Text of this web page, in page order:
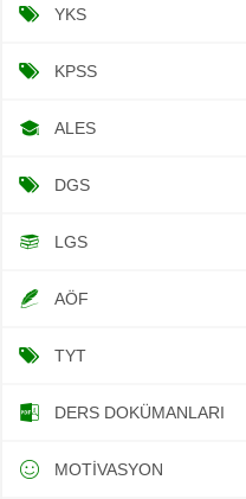
YKS
KPSS
ALES
DGS
LGS
AÖF
TYT
DERS DOKÜMANLARI
MOTIVASYON